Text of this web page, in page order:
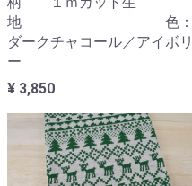
地 色：
ダークチャコール／アイボリ
ー
¥ 3,850